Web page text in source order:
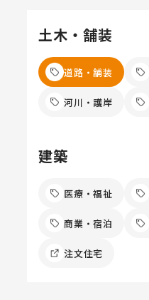
土木・舗装
道路・舗装
河川・護岸
建築
医療・福祉
商業・宿泊
注文住宅